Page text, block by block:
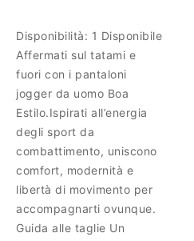
Disponibilità: 1 Disponibile
Affermati sul tatami e
fuori con i pantaloni
jogger da uomo Boa
Estilo.Ispirati all’energia
degli sport da
combattimento, uniscono
comfort, modernità e
libertà di movimento per
accompagnarti ovunque.
Guida alle taglie Un